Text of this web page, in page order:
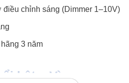
điều chỉnh sáng (Dimmer 1–10V)
3 năm
bật – Vì sao